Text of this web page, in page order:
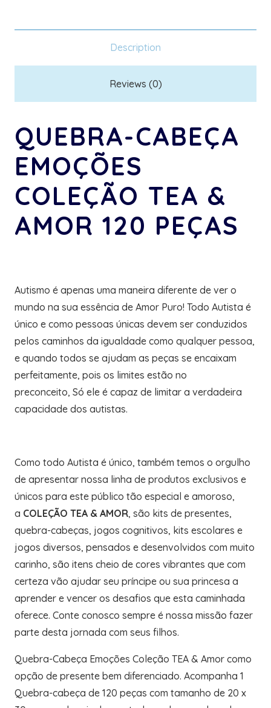
Description
Reviews (0)
QUEBRA-CABEÇA
EMOÇÕES
COLEÇÃO TEA &
AMOR 120 PEÇAS
Autismo é apenas uma maneira diferente de ver o
mundo na sua essência de Amor Puro! Todo Autista é
único e como pessoas únicas devem ser conduzidos
pelos caminhos da igualdade como qualquer pessoa,
e quando todos se ajudam as peças se encaixam
perfeitamente, pois os limites estão no
preconceito, Só ele é capaz de limitar a verdadeira
capacidade dos autistas.
Como todo Autista é único, também temos o orgulho
de apresentar nossa linha de produtos exclusivos e
únicos para este público tão especial e amoroso,
a COLEÇÃO TEA & AMOR, são kits de presentes,
quebra-cabeças, jogos cognitivos, kits escolares e
jogos diversos, pensados e desenvolvidos com muito
carinho, são itens cheio de cores vibrantes que com
certeza vão ajudar seu príncipe ou sua princesa a
aprender e vencer os desafios que esta caminhada
oferece. Conte conosco sempre é nossa missão fazer
parte desta jornada com seus filhos.
Quebra-Cabeça Emoções Coleção TEA & Amor como
opção de presente bem diferenciado. Acompanha 1
Quebra-cabeça de 120 peças com tamanho de 20 x